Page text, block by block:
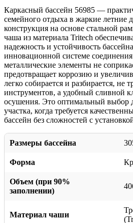
Каркасный бассейн 56985 —
семейного отдыха в жаркие летние
конструкция на основе стальной
чаша из материала Tritech
надежность и устойчивость
инновационной системе
металлические элементы не
предотвращает коррозию и
легко собирается и разбирается, не
инструментов, а удобный сливной
осушения. Это оптимальный выбор
участка, когда требуется
бассейн без сложностей с
Размеры бассейна
Форма
Объем (при 90%
заполнении)
Материал чаши